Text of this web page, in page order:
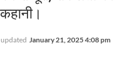
updated January 21, 2025 4:08 pm